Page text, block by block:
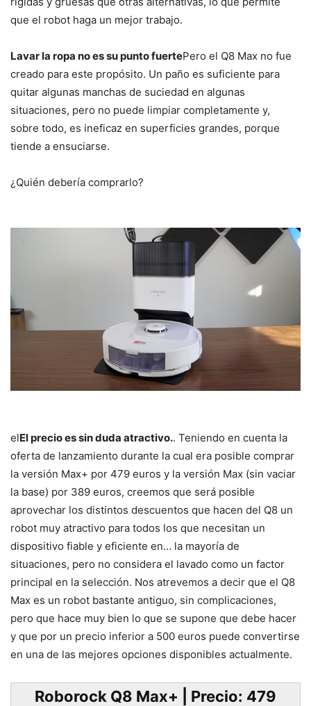
que el robot haga un mejor trabajo.
Lavar la ropa no es su punto fuertePero el Q8 Max no fue
creado para este propósito. Un paño es suficiente para
quitar algunas manchas de suciedad en algunas
situaciones, pero no puede limpiar completamente y,
sobre todo, es ineficaz en superficies grandes, porque
tiende a ensuciarse.
¿Quién debería comprarlo?
elEl precio es sin duda atractivo.. Teniendo en cuenta la
oferta de lanzamiento durante la cual era posible comprar
la versión Max+ por 479 euros y la versión Max (sin vaciar
la base) por 389 euros, creemos que será posible
aprovechar los distintos descuentos que hacen del Q8 un
robot muy atractivo para todos los que necesitan un
dispositivo fiable y eficiente en… la mayoría de
situaciones, pero no considera el lavado como un factor
principal en la selección. Nos atrevemos a decir que el Q8
Max es un robot bastante antiguo, sin complicaciones,
pero que hace muy bien lo que se supone que debe hacer
y que por un precio inferior a 500 euros puede convertirse
en una de las mejores opciones disponibles actualmente.
Roborock Q8 Max+ | Precio: 479